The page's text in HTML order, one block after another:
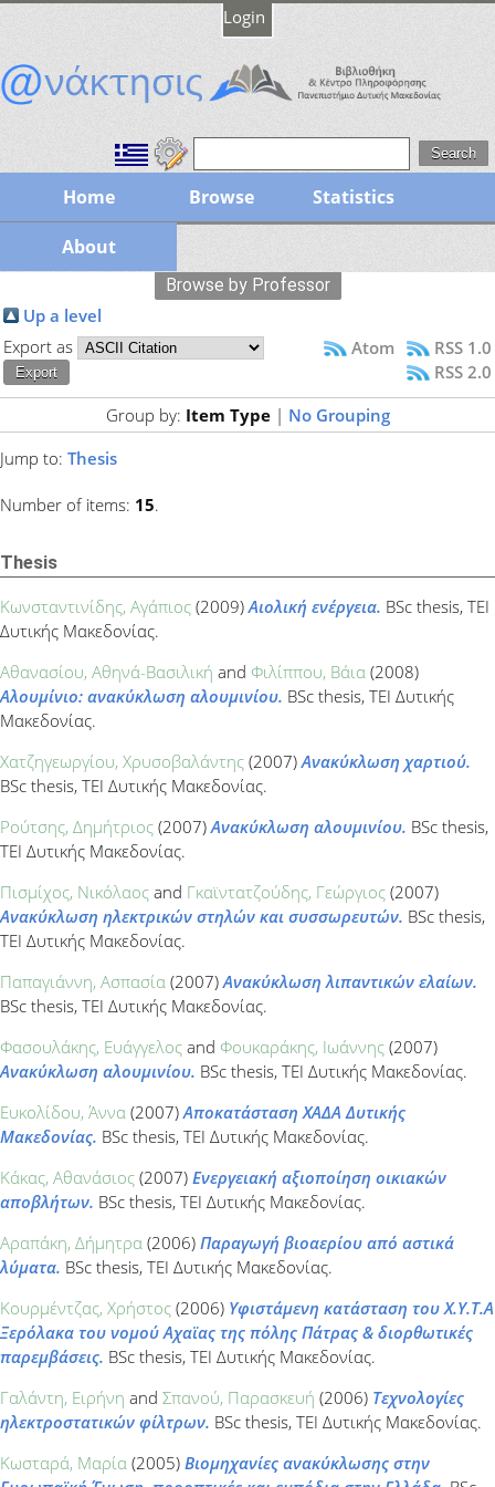
Login
Home Browse Statistics
About
Browse by Professor
Up a level
Export as
Atom
RSS 1.0
RSS 2.0
Group by: Item Type| No Grouping
Jump to: Thesis
Number of items: 15.
Thesis
Κωνσταντινίδης, Αγάπιος (2009)Αιολική ενέργεια. BSc thesis, ΤΕΙ
Δυτικής Μακεδονίας.
Αθανασίου, Αθηνά-Βασιλική and Φιλίππου, Βάια (2008)
Αλουμίνιο: ανακύκλωση αλουμινίου. BSc thesis, ΤΕΙ Δυτικής
Μακεδονίας.
Χατζηγεωργίου, Χρυσοβαλάντης (2007)Ανακύκλωση χαρτιού.
BSc thesis, ΤΕΙ Δυτικής Μακεδονίας.
Ρούτσης, Δημήτριος (2007)Ανακύκλωση αλουμινίου. BSc thesis,
ΤΕΙ Δυτικής Μακεδονίας.
Πισμίχος, Νικόλαος and Γκαϊντατζούδης, Γεώργιος (2007)
Ανακύκλωση ηλεκτρικών στηλών και συσσωρευτών. BSc thesis,
ΤΕΙ Δυτικής Μακεδονίας.
Παπαγιάννη, Ασπασία (2007)Ανακύκλωση λιπαντικών ελαίων.
BSc thesis, ΤΕΙ Δυτικής Μακεδονίας.
Φασουλάκης, Ευάγγελος and Φουκαράκης, Ιωάννης (2007)
Ανακύκλωση αλουμινίου. BSc thesis, ΤΕΙ Δυτικής Μακεδονίας.
Ευκολίδου, Άννα (2007)Αποκατάσταση ΧΑΔΑ Δυτικής
Μακεδονίας. BSc thesis, ΤΕΙ Δυτικής Μακεδονίας.
Κάκας, Αθανάσιος (2007) Eνεργειακή αξιοποίηση οικιακών
αποβλήτων. BSc thesis, ΤΕΙ Δυτικής Μακεδονίας.
Αραπάκη, Δήμητρα (2006) Παραγωγή βιοαερίου από αστικά
λύματα. BSc thesis, ΤΕΙ Δυτικής Μακεδονίας.
Κουρμέντζας, Χρήστος (2006) Υφιστάμενη κατάσταση του Χ.Υ.Τ.Α
Ξερόλακα του νομού Αχαϊας της πόλης Πάτρας & διορθωτικές
παρεμβάσεις. BSc thesis, ΤΕΙ Δυτικής Μακεδονίας.
Γαλάντη, Ειρήνη and Σπανού, Παρασκευή (2006) Τεχνολογίες
ηλεκτροστατικών φίλτρων. BSc thesis, ΤΕΙ Δυτικής Μακεδονίας.
Κωσταρά, Μαρία (2005) Βιομηχανίες ανακύκλωσης στην